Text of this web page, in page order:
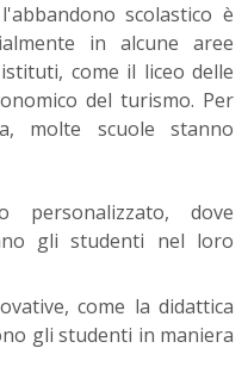
scolastico è
in alcune aree
come il liceo delle
del turismo. Per
molte scuole stanno
personalizzato, dove
gli studenti nel loro
come la didattica
gli studenti in maniera